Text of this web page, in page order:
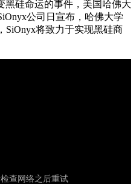
黑硅命运的事件，美国哈佛大
公司日宣布，哈佛大学
SiOnyx将致力于实现黑硅商